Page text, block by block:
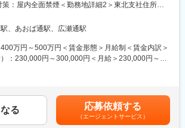
全国の自治体に対して課題解決や地域活性、まち
ートする商品やサービス提案をする社会貢献性の高
開拓はほとんど発生せず、顧客のニーズに合わせ
きる環境です。
、家族手当等も充実しており中長期的に働くことが
す。
と地方自治の振興への寄与」を企業理念に様々な事
る当社。創業130年から地方自治体特化の事業を
史と高い実績があるため、業界トップシェアの商品
て展開しております。
とした当社のクライアントに対し、課題に合わせ
規のデータベースや業務効率化システムの導入、地
策：屋内全面禁煙＜勤務地詳細2＞東北支社住所：
青葉区一番町一丁目2番25号 仙台NSビル6階勤務地
一番町駅受動喫煙対策：敷地内喫煙可能場所あり
、あおば通駅、広瀬通駅
万円～500万円＜賃金形態＞月給制＜賃金内訳＞
：230,000円～300,000円＜月給＞230,000円～
)は固定手当を含めた表記です。
る 応募依頼する
（エージェントサービス）